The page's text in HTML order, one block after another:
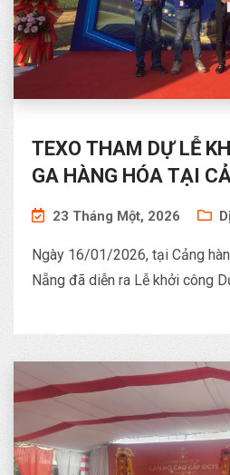
TEXO THAM DỰ LỄ
GA HÀNG HÓA TẠI
KHÔNG QUỐC TẾ ĐÀ
23 Tháng Một, 2026
Ngày 16/01/2026, tại Cảng
Nẵng đã diễn ra Lễ khởi công